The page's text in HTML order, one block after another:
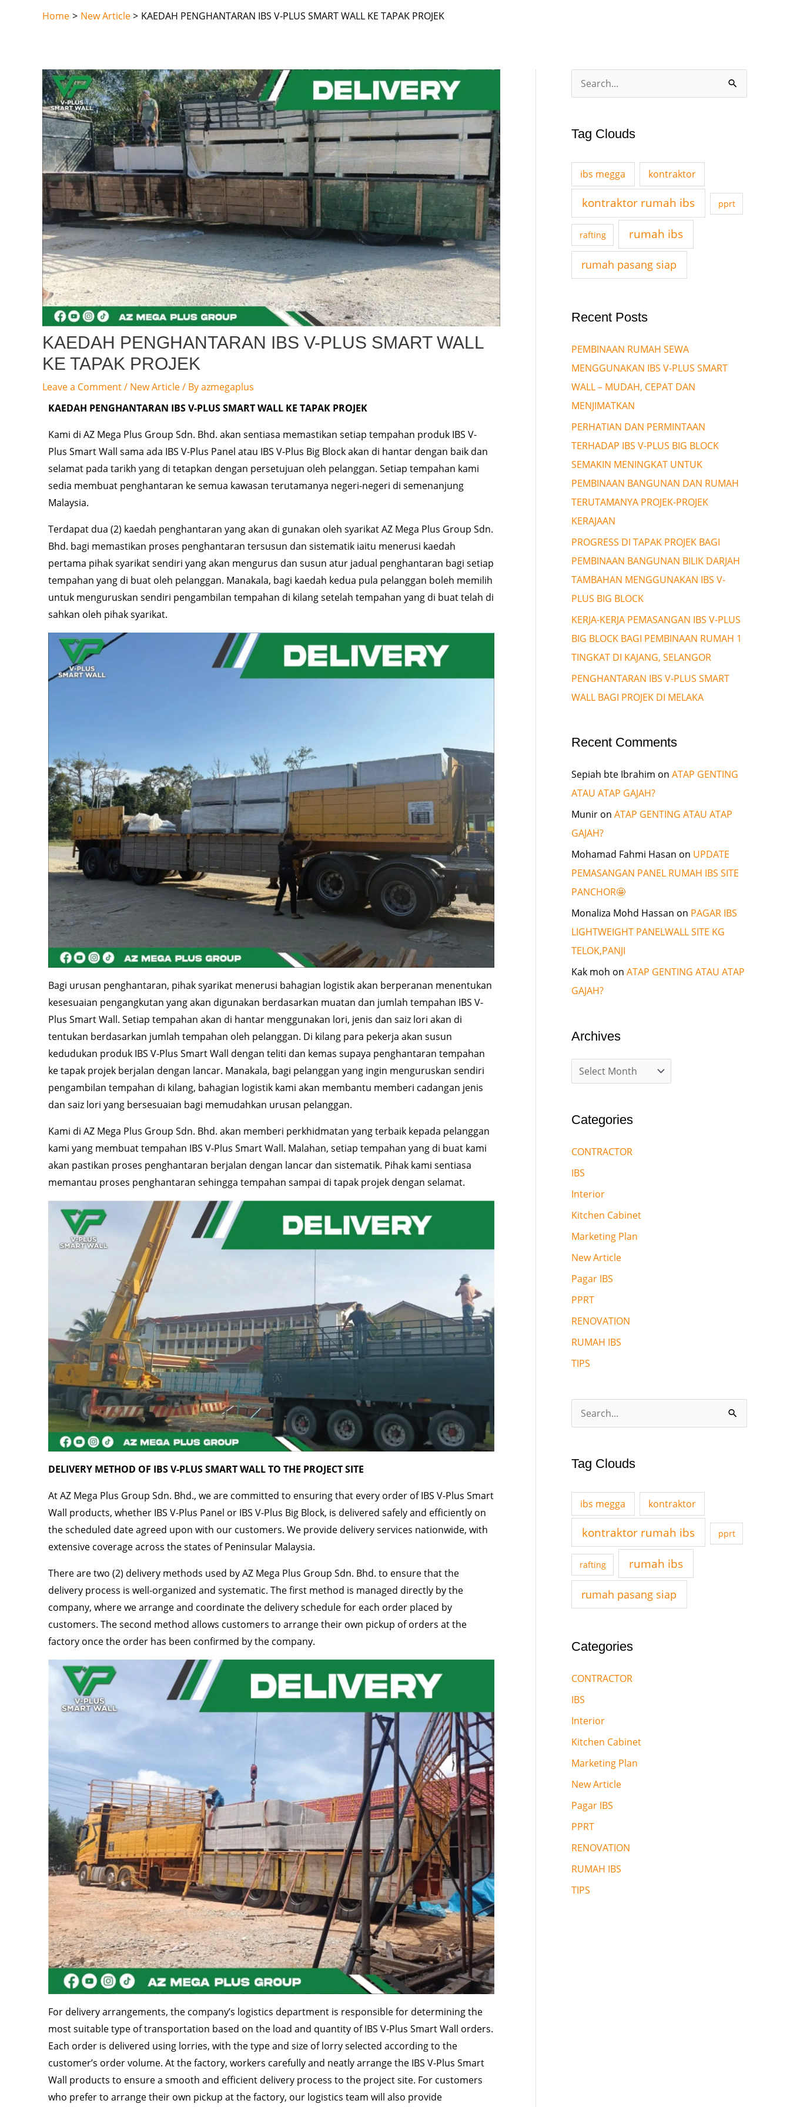
Home New Article KAEDAH PENGHANTARAN IBS V-PLUS SMART WALL KE TAPAK PROJEK
KAEDAH PENGHANTARAN IBS V-PLUS SMART WALL
KE TAPAK PROJEK
Leave a Comment/ New Article/ Byazmegaplus
KAEDAH PENGHANTARAN IBS V-PLUS SMART WALL KE TAPAK PROJEK
Kami di AZ Mega Plus Group Sdn. Bhd. akan sentiasa memastikan setiap tempahan produk IBS V-
Plus Smart Wall sama ada IBS V-Plus Panel atau IBS V-Plus Big Block akan di hantar dengan baik dan
selamat pada tarikh yang di tetapkan dengan persetujuan oleh pelanggan. Setiap tempahan kami
sedia membuat penghantaran ke semua kawasan terutamanya negeri-negeri di semenanjung
Malaysia.
Terdapat dua (2) kaedah penghantaran yang akan di gunakan oleh syarikat AZ Mega Plus Group Sdn.
Bhd. bagi memastikan proses penghantaran tersusun dan sistematik iaitu menerusi kaedah
pertama pihak syarikat sendiri yang akan mengurus dan susun atur jadual penghantaran bagi setiap
tempahan yang di buat oleh pelanggan. Manakala, bagi kaedah kedua pula pelanggan boleh memilih
untuk menguruskan sendiri pengambilan tempahan di kilang setelah tempahan yang di buat telah di
sahkan oleh pihak syarikat.
Bagi urusan penghantaran, pihak syarikat menerusi bahagian logistik akan berperanan menentukan
kesesuaian pengangkutan yang akan digunakan berdasarkan muatan dan jumlah tempahan IBS V-
Plus Smart Wall. Setiap tempahan akan di hantar menggunakan lori, jenis dan saiz lori akan di
tentukan berdasarkan jumlah tempahan oleh pelanggan. Di kilang para pekerja akan susun
kedudukan produk IBS V-Plus Smart Wall dengan teliti dan kemas supaya penghantaran tempahan
ke tapak projek berjalan dengan lancar. Manakala, bagi pelanggan yang ingin menguruskan sendiri
pengambilan tempahan di kilang, bahagian logistik kami akan membantu memberi cadangan jenis
dan saiz lori yang bersesuaian bagi memudahkan urusan pelanggan.
Kami di AZ Mega Plus Group Sdn. Bhd. akan memberi perkhidmatan yang terbaik kepada pelanggan
kami yang membuat tempahan IBS V-Plus Smart Wall. Malahan, setiap tempahan yang di buat kami
akan pastikan proses penghantaran berjalan dengan lancar dan sistematik. Pihak kami sentiasa
memantau proses penghantaran sehingga tempahan sampai di tapak projek dengan selamat.
DELIVERY METHOD OF IBS V-PLUS SMART WALL TO THE PROJECT SITE
At AZ Mega Plus Group Sdn. Bhd., we are committed to ensuring that every order of IBS V-Plus Smart
Wall products, whether IBS V-Plus Panel or IBS V-Plus Big Block, is delivered safely and efficiently on
the scheduled date agreed upon with our customers. We provide delivery services nationwide, with
extensive coverage across the states of Peninsular Malaysia.
There are two (2) delivery methods used by AZ Mega Plus Group Sdn. Bhd. to ensure that the
delivery process is well-organized and systematic. The first method is managed directly by the
company, where we arrange and coordinate the delivery schedule for each order placed by
customers. The second method allows customers to arrange their own pickup of orders at the
factory once the order has been confirmed by the company.
For delivery arrangements, the company’s logistics department is responsible for determining the
most suitable type of transportation based on the load and quantity of IBS V-Plus Smart Wall orders.
Each order is delivered using lorries, with the type and size of lorry selected according to the
customer’s order volume. At the factory, workers carefully and neatly arrange the IBS V-Plus Smart
Wall products to ensure a smooth and efficient delivery process to the project site. For customers
who prefer to arrange their own pickup at the factory, our logistics team will also provide
Post
navigation
r
c
o
:
Tag Clouds
ibs megga kontraktor
kontraktor rumah ibs pprt
rafting rumah ibs
rumah pasang siap
Recent Posts
PEMBINAAN RUMAH SEWA
MENGGUNAKAN IBS V-PLUS SMART
WALL – MUDAH, CEPAT DAN
MENJIMATKAN
PERHATIAN DAN PERMINTAAN
TERHADAP IBS V-PLUS BIG BLOCK
SEMAKIN MENINGKAT UNTUK
PEMBINAAN BANGUNAN DAN RUMAH
TERUTAMANYA PROJEK-PROJEK
KERAJAAN
PROGRESS DI TAPAK PROJEK BAGI
PEMBINAAN BANGUNAN BILIK DARJAH
TAMBAHAN MENGGUNAKAN IBS V-
PLUS BIG BLOCK
KERJA-KERJA PEMASANGAN IBS V-PLUS
BIG BLOCK BAGI PEMBINAAN RUMAH 1
TINGKAT DI KAJANG, SELANGOR
PENGHANTARAN IBS V-PLUS SMART
WALL BAGI PROJEK DI MELAKA
Recent Comments
Sepiah bte Ibrahim on ATAP GENTING
ATAU ATAP GAJAH?
Munir on ATAP GENTING ATAU ATAP
GAJAH?
Mohamad Fahmi Hasan on UPDATE
PEMASANGAN PANEL RUMAH IBS SITE
PANCHOR🤩
Monaliza Mohd Hassan on PAGAR IBS
LIGHTWEIGHT PANELWALL SITE KG
TELOK,PANJI
Kak moh on ATAP GENTING ATAU ATAP
GAJAH?
Archives
r
h
e
Categories
CONTRACTOR
IBS
Interior
Kitchen Cabinet
Marketing Plan
New Article
Pagar IBS
PPRT
RENOVATION
RUMAH IBS
TIPS
r
c
o
:
Tag Clouds
ibs megga kontraktor
kontraktor rumah ibs pprt
rafting rumah ibs
rumah pasang siap
Categories
CONTRACTOR
IBS
Interior
Kitchen Cabinet
Marketing Plan
New Article
Pagar IBS
PPRT
RENOVATION
RUMAH IBS
TIPS